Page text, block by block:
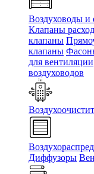
Воздуховоды и
Клапаны
клапаны
клапаны
для вентиляции
воздуховодов
Диффузоры